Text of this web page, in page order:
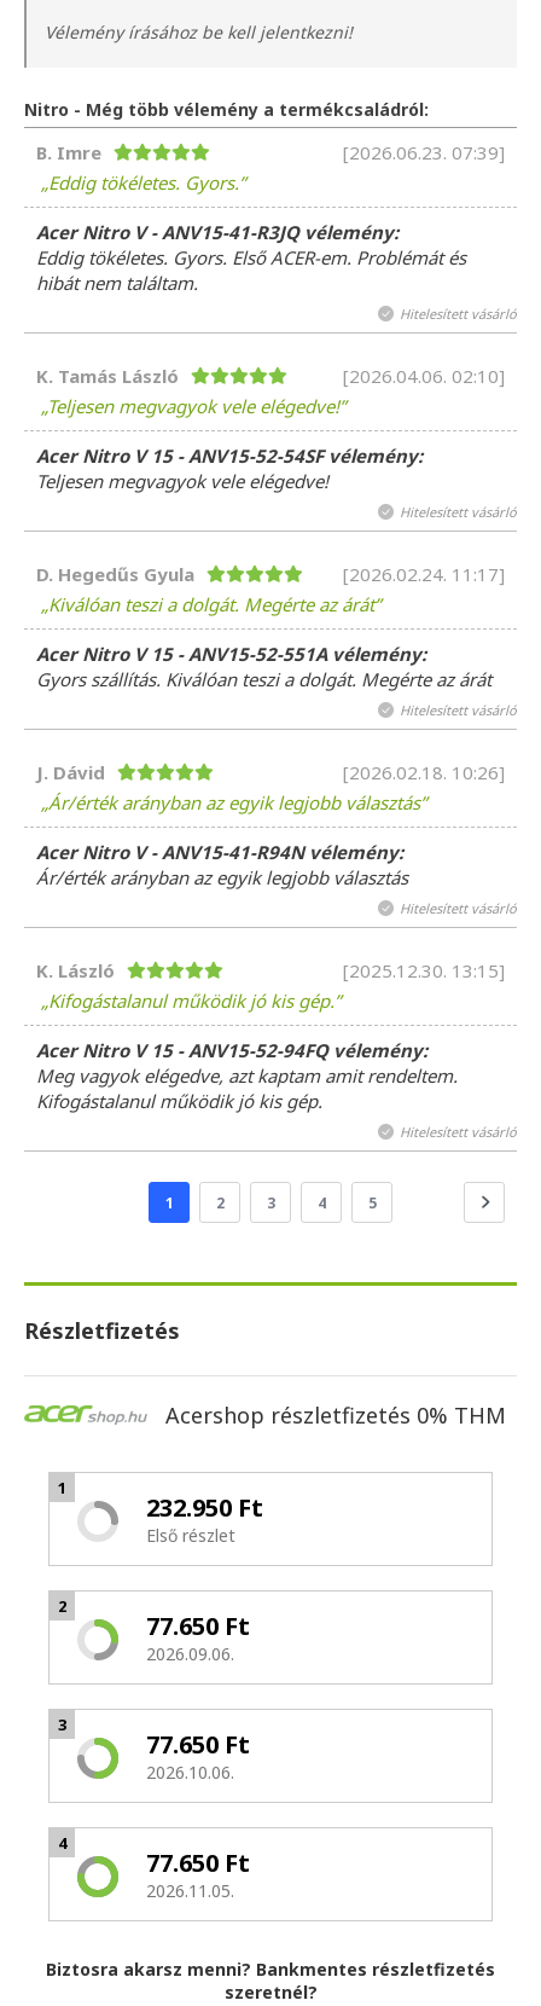
Vélemény írásához be kell jelentkezni!
Nitro - Még több vélemény a termékcsaládról:
B. Imre
[2026.06.23. 07:39]
Eddig tökéletes. Gyors.
Acer Nitro V - ANV15-41-R3JQ vélemény:
Eddig tökéletes. Gyors. Első ACER-em. Problémát és
hibát nem találtam.
Hitelesített vásárló
K. Tamás László
[2026.04.06. 02:10]
Teljesen megvagyok vele elégedve!
Acer Nitro V 15 - ANV15-52-54SF vélemény:
Teljesen megvagyok vele elégedve!
Hitelesített vásárló
D. Hegedűs Gyula
[2026.02.24. 11:17]
Kiválóan teszi a dolgát. Megérte az árát
Acer Nitro V 15 - ANV15-52-551A vélemény:
Gyors szállítás. Kiválóan teszi a dolgát. Megérte az árát
Hitelesített vásárló
J. Dávid
[2026.02.18. 10:26]
Ár/érték arányban az egyik legjobb választás
Acer Nitro V - ANV15-41-R94N vélemény:
Ár/érték arányban az egyik legjobb választás
Hitelesített vásárló
K. László
[2025.12.30. 13:15]
Kifogástalanul működik jó kis gép.
Acer Nitro V 15 - ANV15-52-94FQ vélemény:
Meg vagyok elégedve, azt kaptam amit rendeltem.
Kifogástalanul működik jó kis gép.
Hitelesített vásárló
1 2 3 4 5
Részletfizetés
Acershop részletfizetés 0% THM
1
232.950 Ft
Első részlet
2
77.650 Ft
2026.09.06.
3
77.650 Ft
2026.10.06.
4
77.650 Ft
2026.11.05.
Biztosra akarsz menni? Bankmentes részletfizetés
szeretnél?